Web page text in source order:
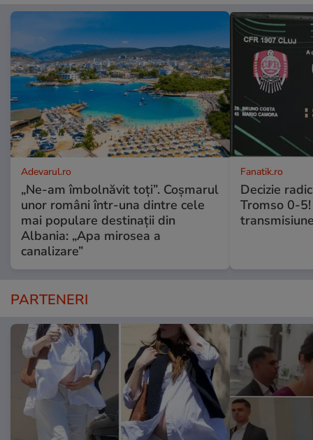
Adevarul.ro
„Ne-am îmbolnăvit toți”. Coșmarul
unor români într-una dintre cele
mai populare destinații din
Albania: „Apa mirosea a
canalizare”
Fanatik.ro
Decizie
Tromso 0-
PARTENERI